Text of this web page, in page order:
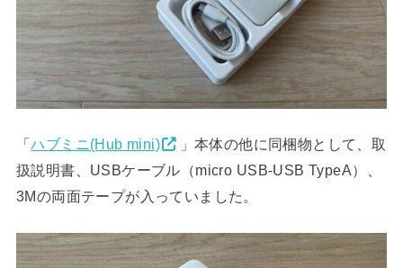
「ハブミニ(Hub mini)
」本体の他に同梱物として、取
扱説明書、USBケーブル（micro USB-USB TypeA）、
3Mの両面テープが入っていました。